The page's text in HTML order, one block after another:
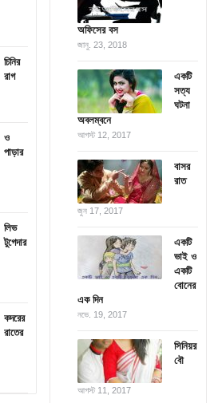
চিনির
রাগ
ও
পাড়ার
লিভ
টুগেদার
কদরের
রাতের
অফিসের বস
জানু. 23, 2018
একটি
সত্য
ঘটনা
অবলম্বনে
আগস্ট 12, 2017
বাসর
রাত
জুন 17, 2017
একটি
ভাই ও
একটি
বোনের
এক দিন
নভে. 19, 2017
সিনিয়র
বৌ
আগস্ট 11, 2017